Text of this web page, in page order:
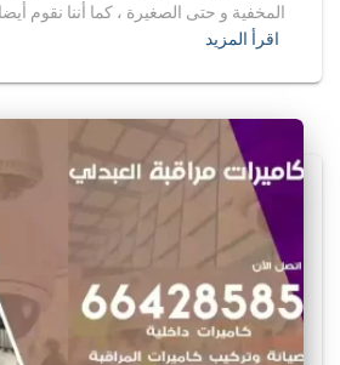
المخفية و حتى الصغيرة ، كما أننا نقوم
اقرأ المزيد